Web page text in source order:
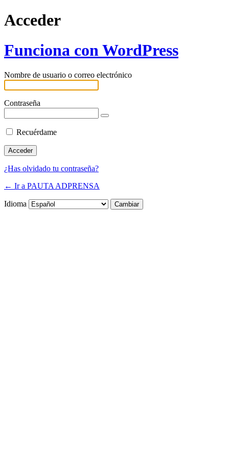
Acceder
Funciona con WordPress
Nombre de usuario o correo electrónico
Contraseña
Recuérdame
¿Has olvidado tu contraseña?
← Ir a PAUTA ADPRENSA
Idioma